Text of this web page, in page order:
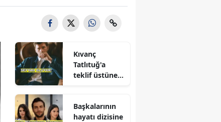
Kıvanç
Tatlıtuğ'a
teklif üstüne
Başkalarının
hayatı dizisine